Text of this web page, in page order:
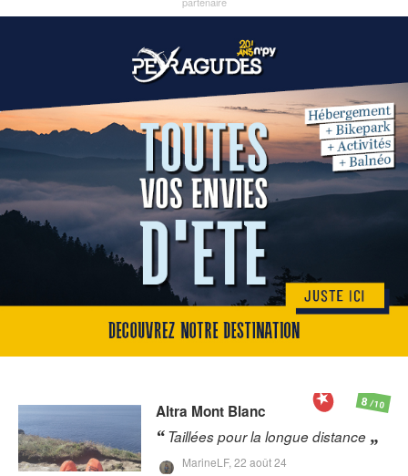
Altra Mont Blanc
Taillées pour la longue distance
MarineLF, 22 août 24
8/10